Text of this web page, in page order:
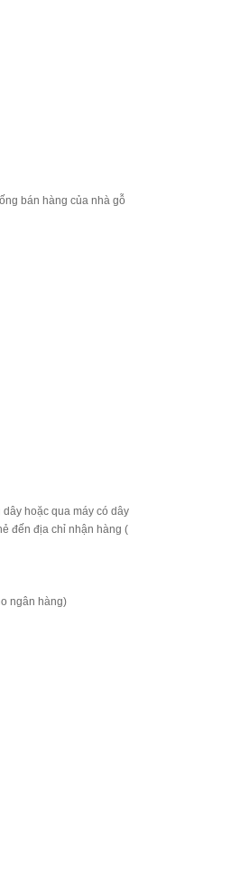
bán hàng của nhà gỗ
hoặc qua máy có dây
đến địa chỉ nhận hàng (
ngân hàng)